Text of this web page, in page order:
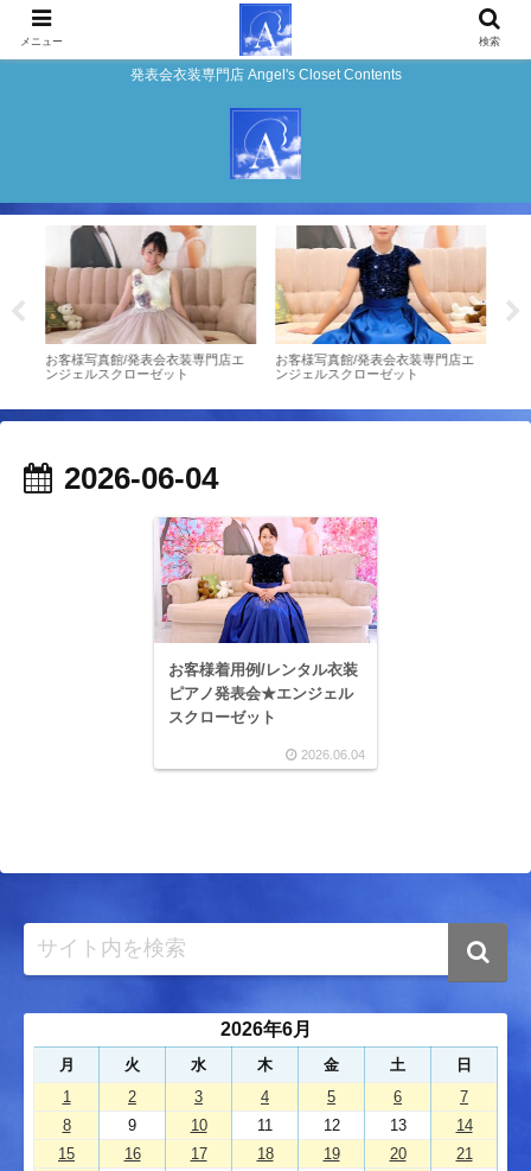
発表会衣装専門店 Angel's Closet Contents
お客様写真館/発表会衣装専門店エ
ンジェルスクローゼット
お客様写真館/発表会衣装専門店エ
ンジェルスクローゼット
2026-06-04
お客様着用例/レンタル衣装
ピアノ発表会★エンジェル
スクローゼット
2026.06.04
2026年6月
月 火 水 木 金 土
日
1
2 3 4 5 6
7
8
9 10 11 12 13
14
15
16 17 18 19 20
21
メニュー 検索